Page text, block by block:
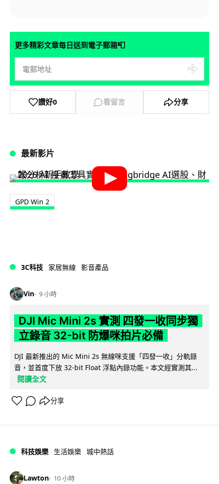
更多精彩文章每日送到電子郵箱📮
讚好0 看留言 分享
最新影片
GPD Win 2
3C科技 家居無線 影音產品
Vin 9 小時
DJI Mic Mini 2s 實測 四發一收同步獨
立錄音 32-bit 防爆咪拍片必備
DJI 最新推出的 Mic Mini 2s 無線咪支援「四發一收」分軌錄
音，並首度下放 32-bit Float 浮點內錄功能。本文經實測其...
閱讀全文
分享
科技娛樂 生活娛樂 城中熱話
Lawton 10 小時